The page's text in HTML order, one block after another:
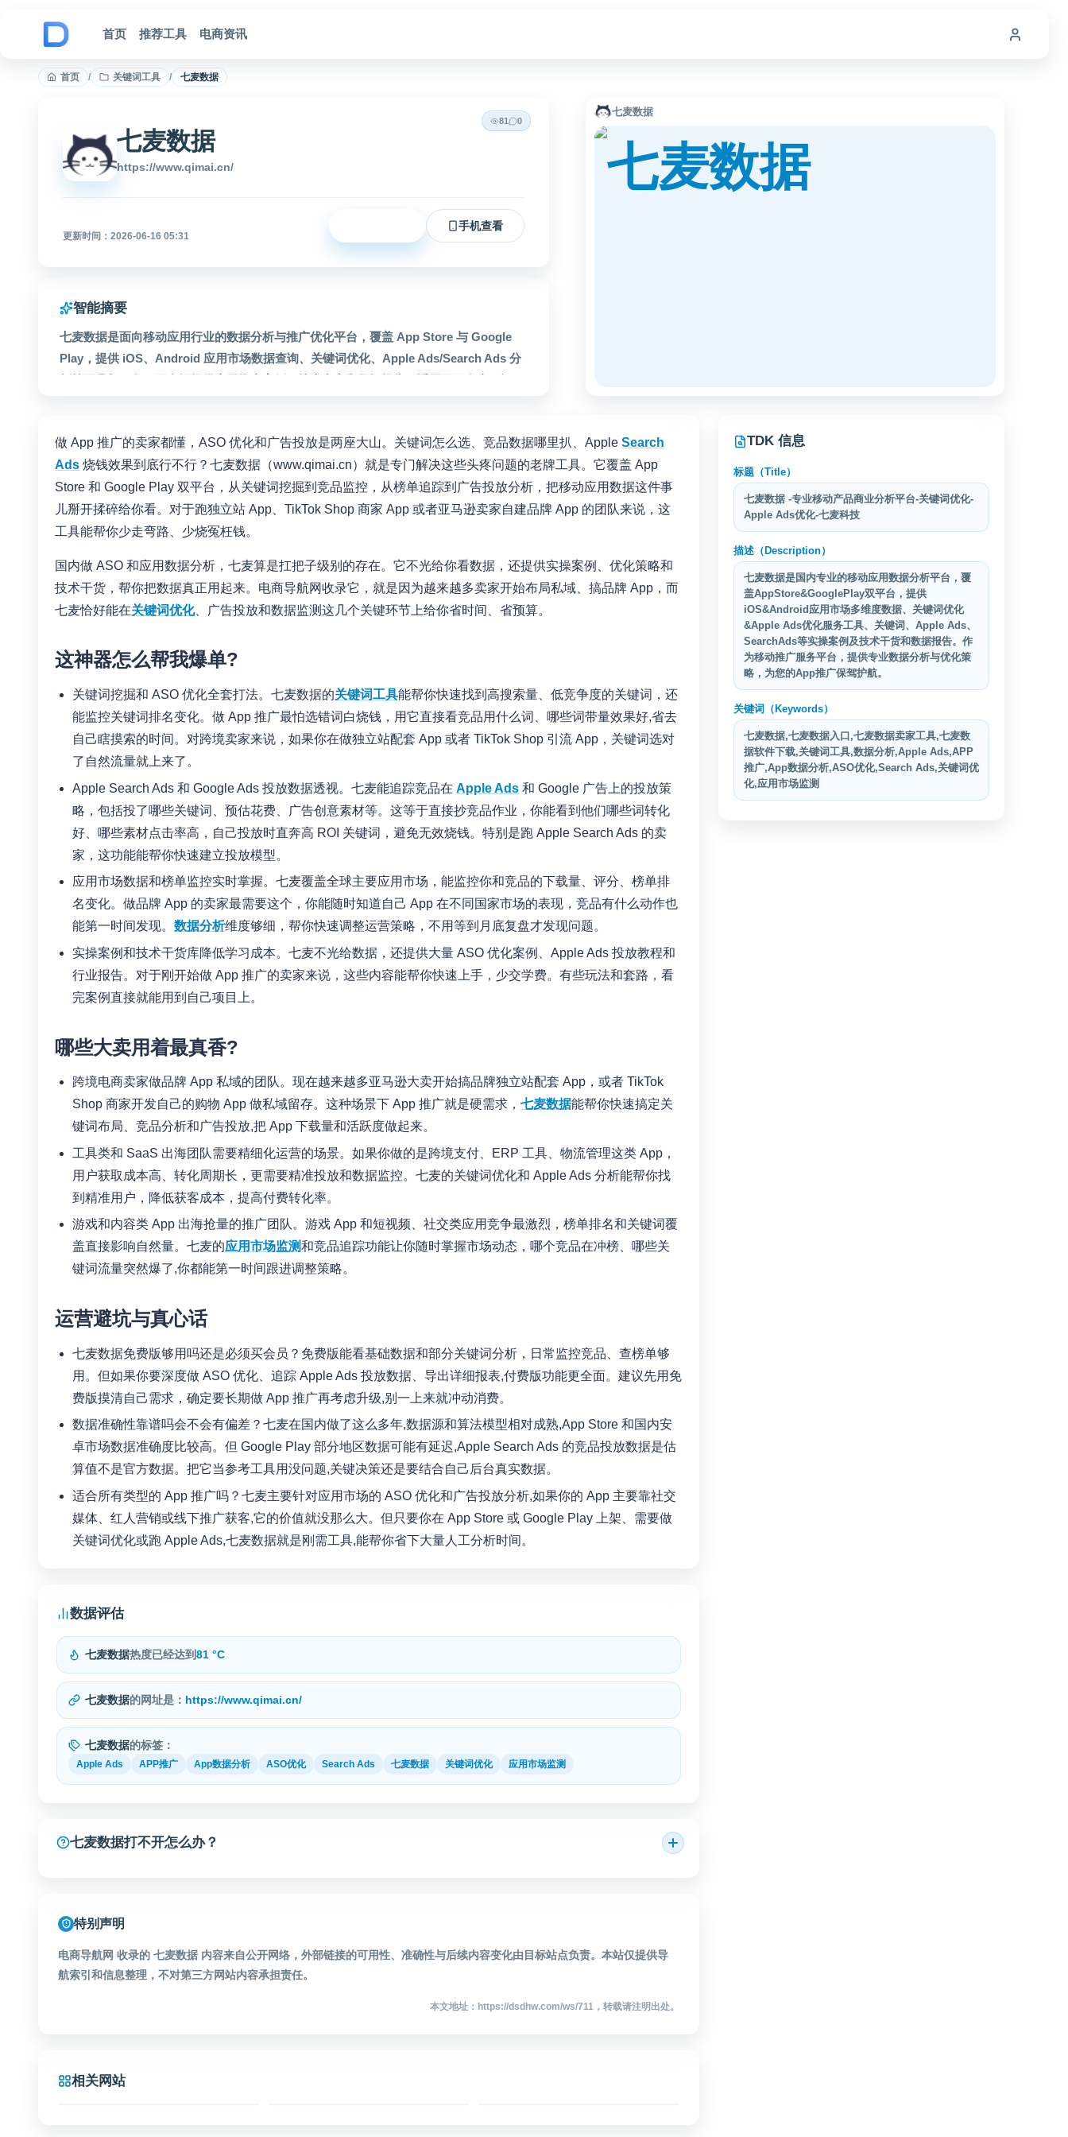
首页
推荐工具 电商资讯
首页 / 关键词工具 / 七麦数据
81 0
七麦数据
https://www.qimai.cn/
更新时间：2026-06-16 05:31
手机查看
智能摘要
七麦数据是面向移动应用行业的数据分析与推广优化平台，覆盖 App Store 与 Google
Play，提供 iOS、Android 应用市场数据查询、关键词优化、Apple Ads/Search Ads 分
七麦数据
做 App 推广的卖家都懂，ASO 优化和广告投放是两座大山。关键词怎么选、竞品数据哪里扒、AppleSearch
Ads 烧钱效果到底行不行？七麦数据（www.qimai.cn）就是专门解决这些头疼问题的老牌工具。它覆盖 App
Store 和 Google Play 双平台，从关键词挖掘到竞品监控，从榜单追踪到广告投放分析，把移动应用数据这件事
儿掰开揉碎给你看。对于跑独立站 App、TikTok Shop 商家 App 或者亚马逊卖家自建品牌 App 的团队来说，这
工具能帮你少走弯路、少烧冤枉钱。
国内做 ASO 和应用数据分析，七麦算是扛把子级别的存在。它不光给你看数据，还提供实操案例、优化策略和
技术干货，帮你把数据真正用起来。电商导航网收录它，就是因为越来越多卖家开始布局私域、搞品牌 App，而
七麦恰好能在关键词优化、广告投放和数据监测这几个关键环节上给你省时间、省预算。
这神器怎么帮我爆单?
关键词挖掘和 ASO 优化全套打法。七麦数据的关键词工具能帮你快速找到高搜索量、低竞争度的关键词，还
能监控关键词排名变化。做 App 推广最怕选错词白烧钱，用它直接看竞品用什么词、哪些词带量效果好,省去
自己瞎摸索的时间。对跨境卖家来说，如果你在做独立站配套 App 或者 TikTok Shop 引流 App，关键词选对
了自然流量就上来了。
Apple Search Ads 和 Google Ads 投放数据透视。七麦能追踪竞品在 Apple Ads和 Google 广告上的投放策
略，包括投了哪些关键词、预估花费、广告创意素材等。这等于直接抄竞品作业，你能看到他们哪些词转化
好、哪些素材点击率高，自己投放时直奔高 ROI 关键词，避免无效烧钱。特别是跑 Apple Search Ads 的卖
家，这功能能帮你快速建立投放模型。
应用市场数据和榜单监控实时掌握。七麦覆盖全球主要应用市场，能监控你和竞品的下载量、评分、榜单排
名变化。做品牌 App 的卖家最需要这个，你能随时知道自己 App 在不同国家市场的表现，竞品有什么动作也
能第一时间发现。 数据分析维度够细，帮你快速调整运营策略，不用等到月底复盘才发现问题。
实操案例和技术干货库降低学习成本。七麦不光给数据，还提供大量 ASO 优化案例、Apple Ads 投放教程和
行业报告。对于刚开始做 App 推广的卖家来说，这些内容能帮你快速上手，少交学费。有些玩法和套路，看
完案例直接就能用到自己项目上。
哪些大卖用着最真香?
跨境电商卖家做品牌 App 私域的团队。现在越来越多亚马逊大卖开始搞品牌独立站配套 App，或者 TikTok
Shop 商家开发自己的购物 App 做私域留存。这种场景下 App 推广就是硬需求， 七麦数据能帮你快速搞定关
键词布局、竞品分析和广告投放,把 App 下载量和活跃度做起来。
工具类和 SaaS 出海团队需要精细化运营的场景。如果你做的是跨境支付、ERP 工具、物流管理这类 App，
用户获取成本高、转化周期长，更需要精准投放和数据监控。七麦的关键词优化和 Apple Ads 分析能帮你找
到精准用户，降低获客成本，提高付费转化率。
游戏和内容类 App 出海抢量的推广团队。游戏 App 和短视频、社交类应用竞争最激烈，榜单排名和关键词覆
盖直接影响自然量。七麦的应用市场监测和竞品追踪功能让你随时掌握市场动态，哪个竞品在冲榜、哪些关
键词流量突然爆了,你都能第一时间跟进调整策略。
运营避坑与真心话
七麦数据免费版够用吗还是必须买会员？免费版能看基础数据和部分关键词分析，日常监控竞品、查榜单够
用。但如果你要深度做 ASO 优化、追踪 Apple Ads 投放数据、导出详细报表,付费版功能更全面。建议先用免
费版摸清自己需求，确定要长期做 App 推广再考虑升级,别一上来就冲动消费。
数据准确性靠谱吗会不会有偏差？七麦在国内做了这么多年,数据源和算法模型相对成熟,App Store 和国内安
卓市场数据准确度比较高。但 Google Play 部分地区数据可能有延迟,Apple Search Ads 的竞品投放数据是估
算值不是官方数据。把它当参考工具用没问题,关键决策还是要结合自己后台真实数据。
适合所有类型的 App 推广吗？七麦主要针对应用市场的 ASO 优化和广告投放分析,如果你的 App 主要靠社交
媒体、红人营销或线下推广获客,它的价值就没那么大。但只要你在 App Store 或 Google Play 上架、需要做
关键词优化或跑 Apple Ads,七麦数据就是刚需工具,能帮你省下大量人工分析时间。
数据评估
七麦数据热度已经达到81 °C
七麦数据的网址是： https://www.qimai.cn/
七麦数据的标签：
Apple Ads APP推广 App数据分析 ASO优化 Search Ads 七麦数据 关键词优化 应用市场监测
七麦数据打不开怎么办？
特别声明
电商导航网 收录的 七麦数据 内容来自公开网络，外部链接的可用性、准确性与后续内容变化由目标站点负责。本站仅提供导
航索引和信息整理，不对第三方网站内容承担责任。
本文地址：https://dsdhw.com/ws/711，转载请注明出处。
相关网站
TDK 信息
标题（Title）
七麦数据 -专业移动产品商业分析平台-关键词优化-
Apple Ads优化-七麦科技
描述（Description）
七麦数据是国内专业的移动应用数据分析平台，覆
盖AppStore&GooglePlay双平台，提供
iOS&Android应用市场多维度数据、关键词优化
&Apple Ads优化服务工具、关键词、Apple Ads、
SearchAds等实操案例及技术干货和数据报告。作
为移动推广服务平台，提供专业数据分析与优化策
略，为您的App推广保驾护航。
关键词（Keywords）
七麦数据,七麦数据入口,七麦数据卖家工具,七麦数
据软件下载,关键词工具,数据分析,Apple Ads,APP
推广,App数据分析,ASO优化,Search Ads,关键词优
化,应用市场监测